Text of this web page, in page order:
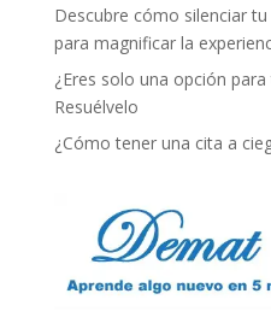
Descubre cómo silenciar
para magnificar la
¿Eres solo una opción
Resuélvelo
¿Cómo tener una cita a